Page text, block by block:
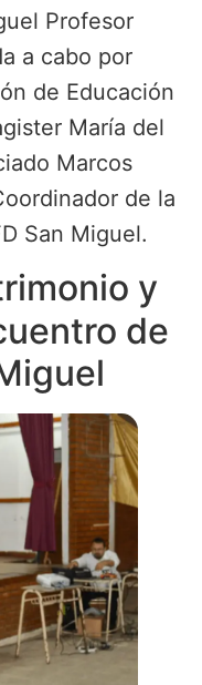
Profesor
a cabo por
de Educación
María del
Marcos
de la
San Miguel.
y
de